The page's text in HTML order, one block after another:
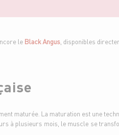
le Black Angus , disponibles
maturée. La maturation est une
à plusieurs mois, le muscle se